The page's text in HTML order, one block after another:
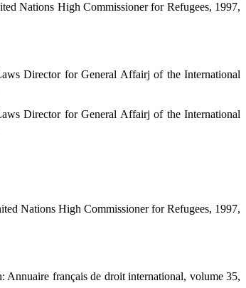
Nations High Commissioner for Refugees, 1997,
Director for General Affairj of the International
Director for General Affairj of the International
Nations High Commissioner for Refugees, 1997,
français de droit international, volume 35,